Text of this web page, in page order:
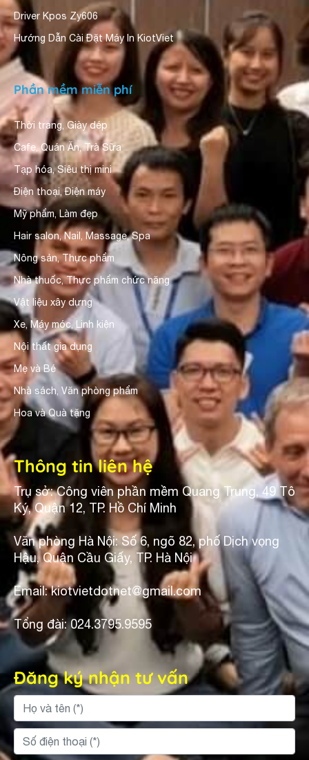
Driver Kpos Zy606
Hướng Dẫn Cài Đặt Máy In KiotViet
Phần mềm miễn phí
Thời trang, Giày dép
Cafe, Quán Ăn, Trà Sữa
Tạp hóa, Siêu thị mini
Điện thoại, Điện máy
Mỹ phẩm, Làm đẹp
Hair salon, Nail, Massage, Spa
Nông sản, Thực phẩm
Nhà thuốc, Thực phẩm chức năng
Vật liệu xây dựng
Xe, Máy móc, Linh kiện
Nội thất gia dụng
Mẹ và Bé
Nhà sách, Văn phòng phẩm
Hoa và Quà tặng
Thông tin liên hệ
Trụ sở: Công viên phần mềm Quang Trung, 49 Tô
Ký, Quận 12, TP. Hồ Chí Minh
Văn phòng Hà Nội: Số 6, ngõ 82, phố Dịch vọng
Hậu, Quận Cầu Giấy, TP. Hà Nội
Email: kiotvietdotnet@gmail.com
Tổng đài: 024.3795.9595
Đăng ký nhận tư vấn